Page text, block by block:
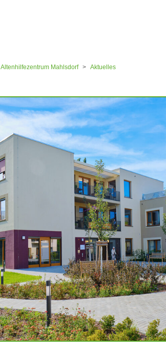
Altenhilfezentrum Mahlsdorf Aktuelles